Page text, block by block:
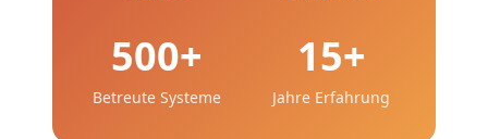
500+
Betreute Systeme
15+
Jahre Erfahrung